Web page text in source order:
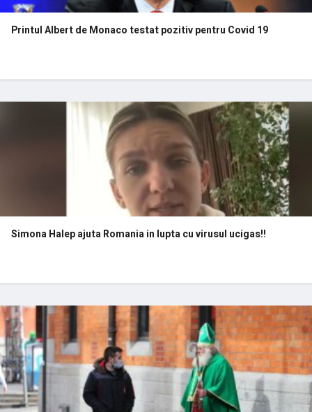
Printul Albert de Monaco testat pozitiv pentru Covid 19
Simona Halep ajuta Romania in lupta cu virusul ucigas!!